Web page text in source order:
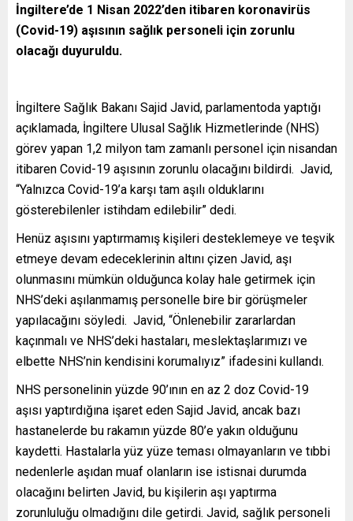
İngiltere’de 1 Nisan 2022’den itibaren koronavirüs
(Covid-19) aşısının sağlık personeli için zorunlu
olacağı duyuruldu.
İngiltere Sağlık Bakanı Sajid Javid, parlamentoda yaptığı
açıklamada, İngiltere Ulusal Sağlık Hizmetlerinde (NHS)
görev yapan 1,2 milyon tam zamanlı personel için nisandan
itibaren Covid-19 aşısının zorunlu olacağını bildirdi. Javid,
“Yalnızca Covid-19’a karşı tam aşılı olduklarını
gösterebilenler istihdam edilebilir” dedi.
Henüz aşısını yaptırmamış kişileri desteklemeye ve teşvik
etmeye devam edeceklerinin altını çizen Javid, aşı
olunmasını mümkün olduğunca kolay hale getirmek için
NHS’deki aşılanmamış personelle bire bir görüşmeler
yapılacağını söyledi. Javid, “Önlenebilir zararlardan
kaçınmalı ve NHS’deki hastaları, meslektaşlarımızı ve
elbette NHS’nin kendisini korumalıyız” ifadesini kullandı.
NHS personelinin yüzde 90’ının en az 2 doz Covid-19
aşısı yaptırdığına işaret eden Sajid Javid, ancak bazı
hastanelerde bu rakamın yüzde 80’e yakın olduğunu
kaydetti. Hastalarla yüz yüze teması olmayanların ve tıbbi
nedenlerle aşıdan muaf olanların ise istisnai durumda
olacağını belirten Javid, bu kişilerin aşı yaptırma
zorunluluğu olmadığını dile getirdi. Javid, sağlık personeli